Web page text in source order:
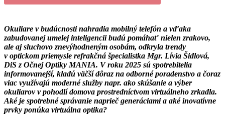
Okuliare v budúcnosti nahradia mobilný telefón a vďaka
zabudovanej umelej inteligencii budú pomáhať nielen zrakovo,
ale aj sluchovo znevýhodneným osobám, odkryla trendy
v optickom priemysle refrakčná špecialistka Mgr. Lívia Šidlová,
DiS z Očnej Optiky MANIA. V roku 2025 sú spotrebitelia
informovanejší, kladú väčší dôraz na odborné poradenstvo a čoraz
viac využívajú moderné služby napr. ako skúšanie a výber
okuliarov v pohodlí domova prostredníctvom virtuálneho zrkadla.
Aké je spotrebné správanie naprieč generáciami a aké inovatívne
prvky ponúka virtuálna optika?